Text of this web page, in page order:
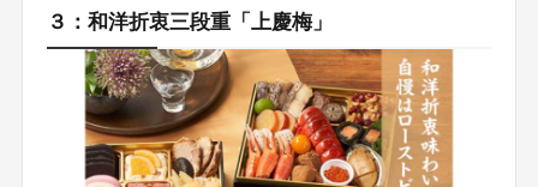
３：和洋折衷三段重「上慶梅」